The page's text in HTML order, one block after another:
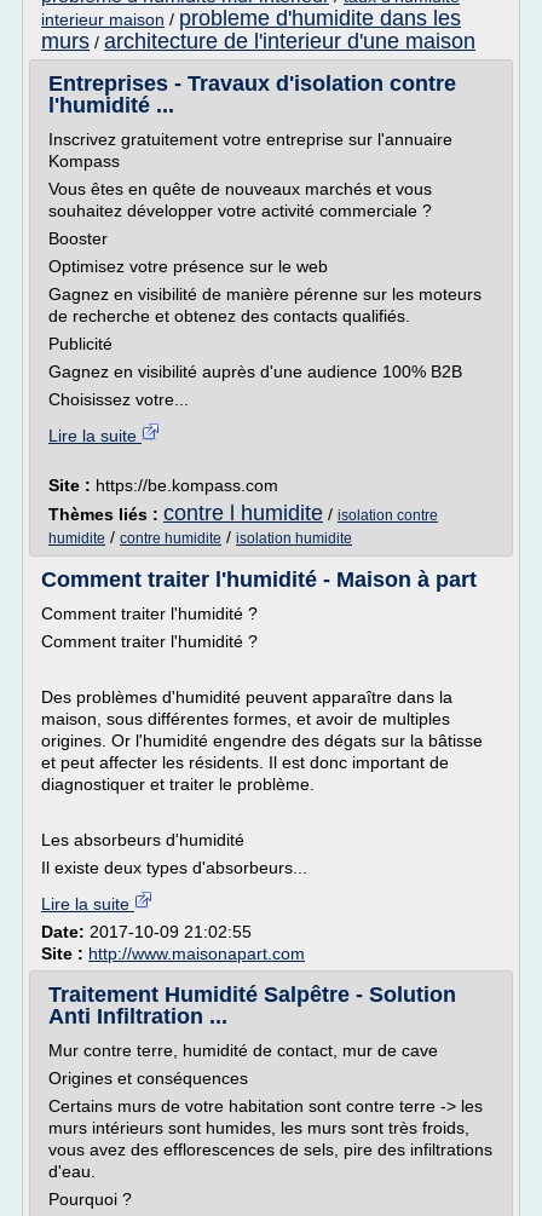
interieur maison / probleme d'humidite dans les
murs / architecture de l'interieur d'une maison
Entreprises - Travaux d'isolation contre
l'humidité ...
Inscrivez gratuitement votre entreprise sur l'annuaire
Kompass
Vous êtes en quête de nouveaux marchés et vous
souhaitez développer votre activité commerciale ?
Booster
Optimisez votre présence sur le web
Gagnez en visibilité de manière pérenne sur les moteurs
de recherche et obtenez des contacts qualifiés.
Publicité
Gagnez en visibilité auprès d'une audience 100% B2B
Choisissez votre...
Lire la suite
Site : https://be.kompass.com
Thèmes liés : contre l humidite / isolation contre
humidite / contre humidite / isolation humidite
Comment traiter l'humidité - Maison à part
Comment traiter l'humidité ?
Comment traiter l'humidité ?
Des problèmes d'humidité peuvent apparaître dans la
maison, sous différentes formes, et avoir de multiples
origines. Or l'humidité engendre des dégats sur la bâtisse
et peut affecter les résidents. Il est donc important de
diagnostiquer et traiter le problème.
Les absorbeurs d'humidité
Il existe deux types d'absorbeurs...
Lire la suite
Date: 2017-10-09 21:02:55
Site : http://www.maisonapart.com
Traitement Humidité Salpêtre - Solution
Anti Infiltration ...
Mur contre terre, humidité de contact, mur de cave
Origines et conséquences
Certains murs de votre habitation sont contre terre -> les
murs intérieurs sont humides, les murs sont très froids,
vous avez des efflorescences de sels, pire des infiltrations
d'eau.
Pourquoi ?